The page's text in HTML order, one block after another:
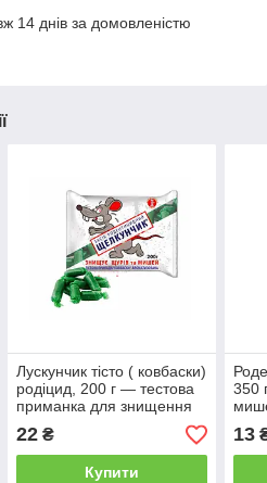
14 днів за домовленістю
Лускунчик тісто ( ковбаски)
родіцид, 200 г — тестова
приманка для знищення
щурів і мишей
22₴
Купити
350
13